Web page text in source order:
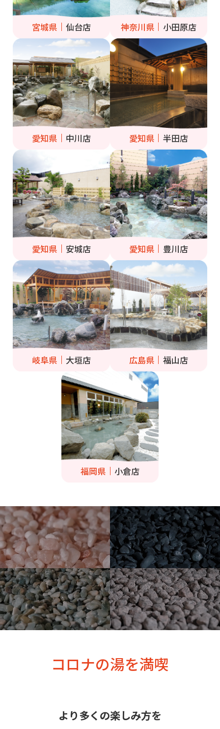
宮城県 仙台店 神奈川県 小田原店
愛知県 中川店 愛知県 半田店
愛知県 安城店 愛知県 豊川店
岐阜県 大垣店 広島県 福山店
福岡県 小倉店
コロナの湯を満喫
より多くの楽しみ方を